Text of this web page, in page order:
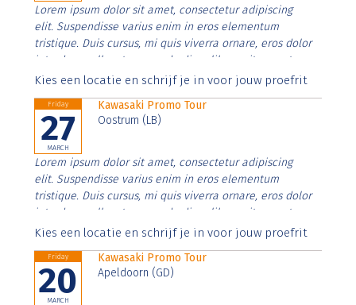
Lorem ipsum dolor sit amet, consectetur adipiscing
elit. Suspendisse varius enim in eros elementum
tristique. Duis cursus, mi quis viverra ornare, eros dolor
interdum nulla, ut commodo diam libero vitae erat.
Aenean faucibus nibh et justo cursus id rutrum lorem
Kies een locatie en schrijf je in voor jouw proefrit
Friday
27
MARCH
Kawasaki Promo Tour
Oostrum (LB)
Lorem ipsum dolor sit amet, consectetur adipiscing
elit. Suspendisse varius enim in eros elementum
tristique. Duis cursus, mi quis viverra ornare, eros dolor
interdum nulla, ut commodo diam libero vitae erat.
Aenean faucibus nibh et justo cursus id rutrum lorem
Kies een locatie en schrijf je in voor jouw proefrit
Friday
20
MARCH
Kawasaki Promo Tour
Apeldoorn (GD)